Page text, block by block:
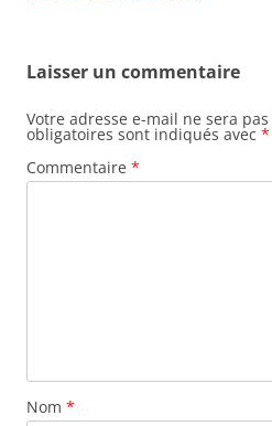
Laisser un commentaire
Votre adresse e-mail ne sera
obligatoires sont indiqués avec *
Commentaire *
Nom *